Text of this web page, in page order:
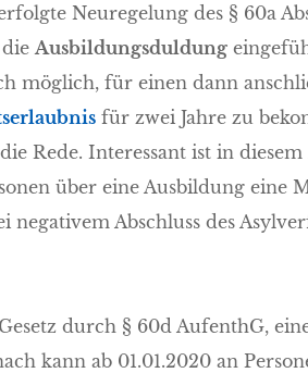
Neuregelung des § 60a
Ausbildungsduldung
möglich, für einen dann
für zwei Jahre zu
Rede. Interessant ist in
über eine Ausbildung eine
negativem Abschluss des
durch § 60d AufenthG,
kann ab 01.01.2020 an